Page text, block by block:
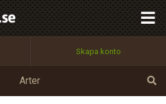
Skapa konto
Arter
Utför
100%
OK
Tillbaka till förstasidan